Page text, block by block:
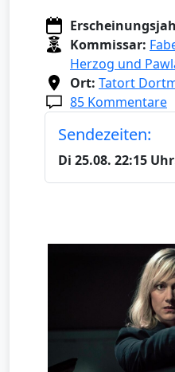
Kommissar:
Herzog und
Ort: Tatort
85 Kommentare
Sendezeiten:
Di 25.08. 22:15